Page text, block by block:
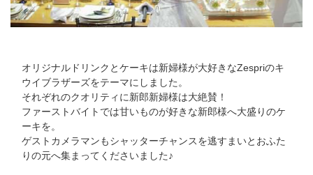
オリジナルドリンクとケーキは新婦様が大好きなZespriのキ
ウイブラザーズをテーマにしました。
それぞれのクオリティに新郎新婦様は大絶賛！
ファーストバイトでは甘いものが好きな新郎様へ大盛りのケ
ーキを。
ゲストカメラマンもシャッターチャンスを逃すまいとおふた
りの元へ集まってくださいました♪